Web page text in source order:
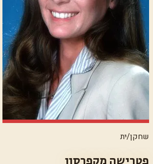
שחקן/ית